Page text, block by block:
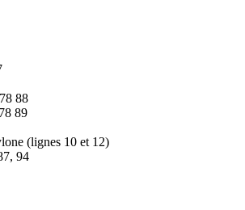
88
89
(lignes 10 et 12)
94